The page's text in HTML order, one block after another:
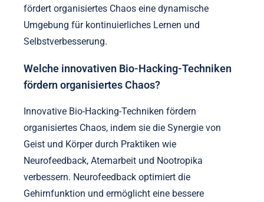
fördert organisiertes Chaos eine dynamische
Umgebung für kontinuierliches Lernen und
Selbstverbesserung.
Welche innovativen Bio-Hacking-Techniken
fördern organisiertes Chaos?
Innovative Bio-Hacking-Techniken fördern
organisiertes Chaos, indem sie die Synergie von
Geist und Körper durch Praktiken wie
Neurofeedback, Atemarbeit und Nootropika
verbessern. Neurofeedback optimiert die
Gehirnfunktion und ermöglicht eine bessere